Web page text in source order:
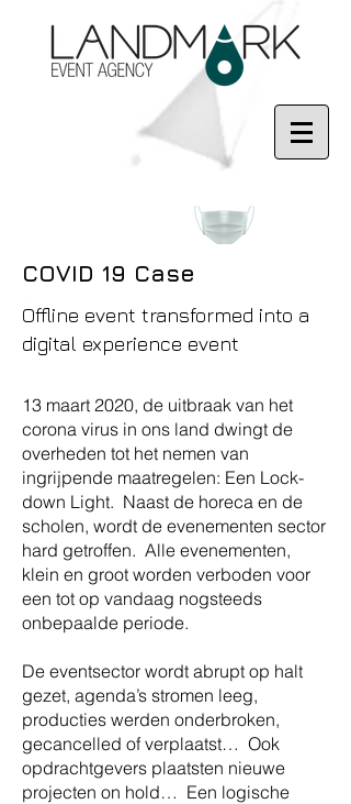
COVID 19 Case
Offline event transformed into a
digital experience event
13 maart 2020, de uitbraak van het
corona virus in ons land dwingt de
overheden tot het nemen van
ingrijpende maatregelen: Een Lock-
down Light. Naast de horeca en de
scholen, wordt de evenementen sector
hard getroffen. Alle evenementen,
klein en groot worden verboden voor
een tot op vandaag nogsteeds
onbepaalde periode.
De eventsector wordt abrupt op halt
gezet, agenda’s stromen leeg,
producties werden onderbroken,
gecancelled of verplaatst… Ook
opdrachtgevers plaatsten nieuwe
projecten on hold… Een logische